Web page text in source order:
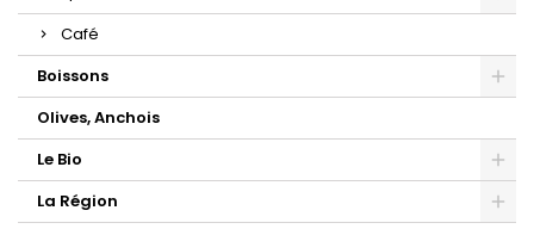
Café
Boissons
Olives, Anchois
Le Bio
La Région